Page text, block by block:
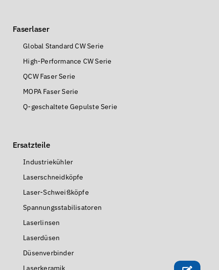
Faserlaser
Global Standard CW Serie
High-Performance CW Serie
QCW Faser Serie
MOPA Faser Serie
Q-geschaltete Gepulste Serie
Ersatzteile
Industriekühler
Laserschneidköpfe
Laser-Schweißköpfe
Spannungsstabilisatoren
Laserlinsen
Laserdüsen
Düsenverbinder
Laserkeramik